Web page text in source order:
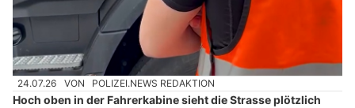
24.07.26 VON POLIZEI.NEWS REDAKTION
Hoch oben in der Fahrerkabine sieht die Strasse plötzlich